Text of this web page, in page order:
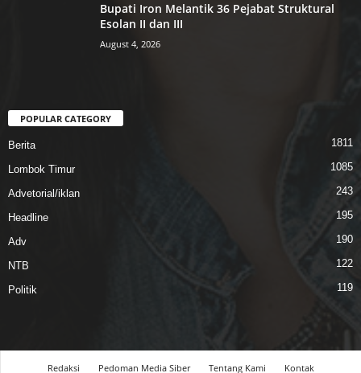
Bupati Iron Melantik 36 Pejabat Struktural
Esolan II dan III
August 4, 2026
POPULAR CATEGORY
Berita 1811
Lombok Timur 1085
Advetorial/iklan 243
Headline 195
Adv 190
NTB 122
Politik 119
Redaksi Pedoman Media Siber Tentang Kami Kontak